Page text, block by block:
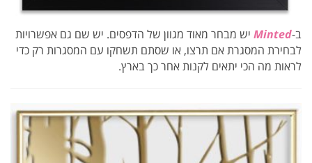
ב-Minted יש מבחר מאוד מגוון של הדפסים. יש שם גם אפשרויות
לבחירת המסגרת אם תרצו, או שסתם תשחקו עם המסגרות רק כדי
לראות מה הכי יתאים לקנות אחר כך בארץ.